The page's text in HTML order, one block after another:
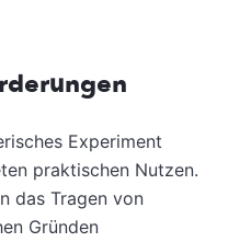
Experiment
praktischen Nutzen.
das Tragen von
Gründen